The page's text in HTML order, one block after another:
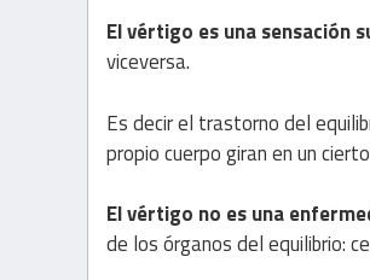
El vértigo es una sensación
viceversa.
Es decir el trastorno del
propio cuerpo giran en un
El vértigo no es una
de los órganos del equilibrio: